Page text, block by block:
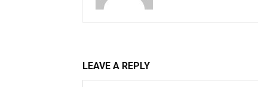
LEAVE A REPLY